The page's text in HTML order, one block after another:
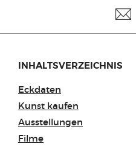
INHALTSVERZEICHNIS
Eckdaten
Kunst kaufen
Ausstellungen
Filme